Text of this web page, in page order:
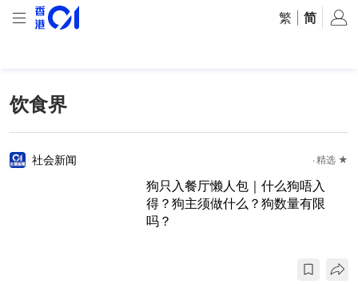
繁 简
饮食界
社会新闻 精选 ★
狗只入餐厅懒人包｜什么狗唔入
得？狗主须做什么？狗数量有限
吗？